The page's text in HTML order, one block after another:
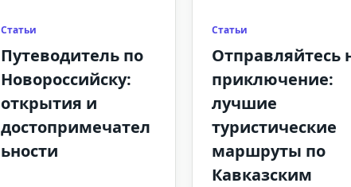
Статьи
Путеводитель по
Новороссийску:
открытия и
достопримечател
ьности
Статьи
Отправляйтесь
приключение:
лучшие
туристические
маршруты по
Кавказским